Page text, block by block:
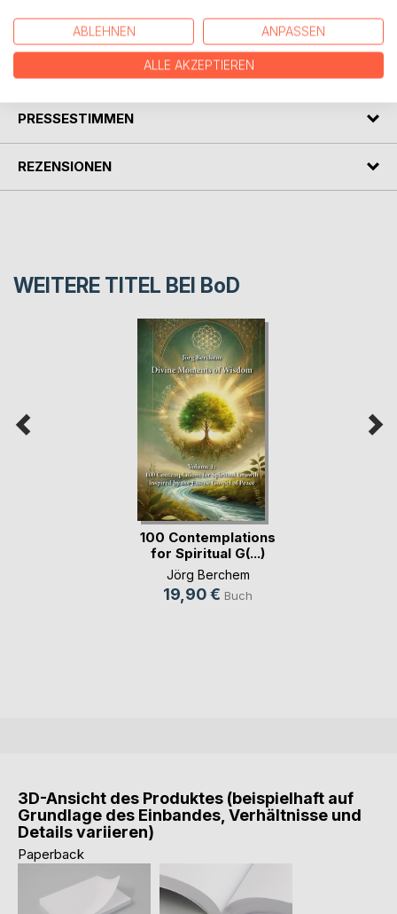
zu finden sind.
PRESSESTIMMEN
REZENSIONEN
WEITERE TITEL BEI BoD
100 Contemplations
for Spiritual G(...)
Jörg Berchem
19,90 € Buch
3D-Ansicht des Produktes (beispielhaft auf
Grundlage des Einbandes, Verhältnisse und
Details variieren)
Paperback
ABLEHNEN ANPASSEN
ALLE AKZEPTIEREN